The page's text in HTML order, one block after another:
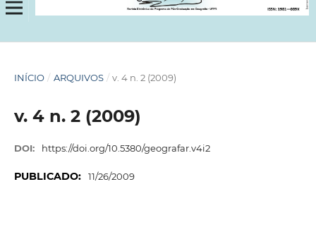
INÍCIO / ARQUIVOS / v. 4 n. 2 (2009)
v. 4 n. 2 (2009)
DOI: https://doi.org/10.5380/geografar.v4i2
PUBLICADO: 11/26/2009